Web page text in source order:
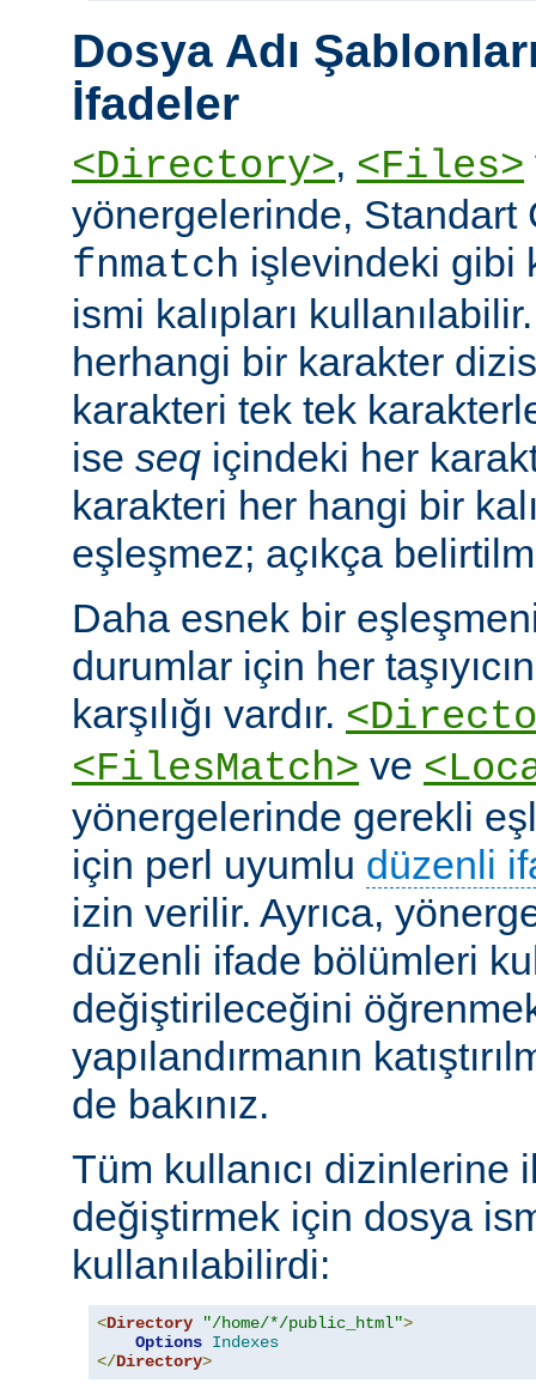
Dosya Adı
İfadeler
<Directory>, <Files>
yönergelerinde, Standart
fnmatch işlevindeki gibi
ismi kalıpları
herhangi bir karakter
karakteri tek tek
ise seq içindeki her
karakteri her hangi bir
eşleşmez; açıkça
Daha esnek bir
durumlar için her
karşılığı vardır.
<FilesMatch> ve
yönergelerinde gerekli
için perl uyumlu düzenli
izin verilir. Ayrıca,
düzenli ifade bölümleri
değiştirileceğini
yapılandırmanın
de bakınız.
Tüm kullanıcı dizinlerine
değiştirmek için dosya
kullanılabilirdi:
<Directory "/home/*/public_html">
Options Indexes
</Directory>